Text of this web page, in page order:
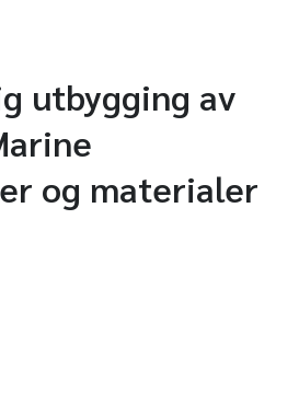
utbygging av
og materialer